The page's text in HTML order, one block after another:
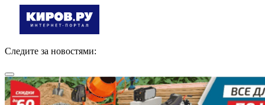
Следите за новостями: